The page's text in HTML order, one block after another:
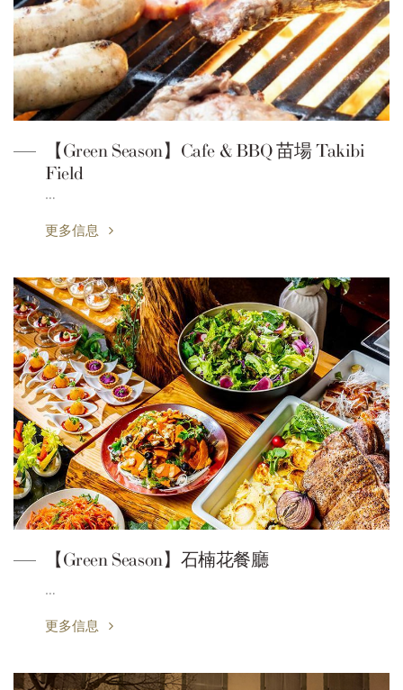
【Green Season】Cafe & BBQ 苗場 Takibi
Field
…
更多信息
【Green Season】石楠花餐廳
…
更多信息